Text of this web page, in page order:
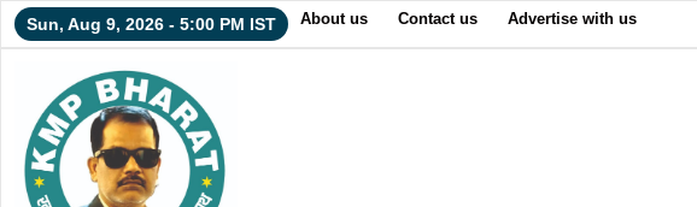
Sun, Aug 9, 2026 - 5:00 PM IST About us Contact us Advertise with us